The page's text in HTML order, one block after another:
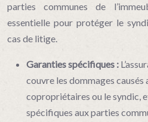
parties communes de
essentielle pour protéger le
cas de litige.
Garanties spécifiques :
couvre les dommages causés
copropriétaires ou le syndic,
spécifiques aux parties